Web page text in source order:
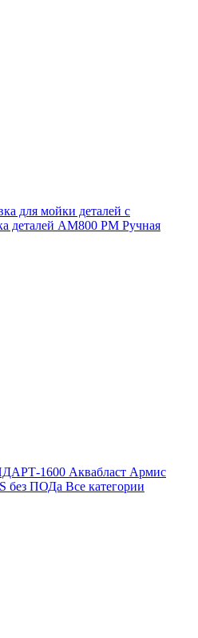
для мойки деталей с
деталей АМ800 РМ Ручная
1600 Аквабласт Армис
без ПОДа Все категории